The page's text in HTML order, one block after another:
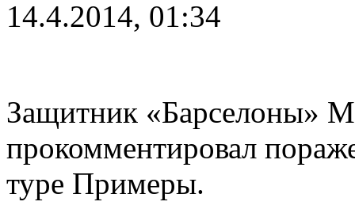
14.4.2014, 01:34
Защитник «Барселоны»
прокомментировал
туре Примеры.